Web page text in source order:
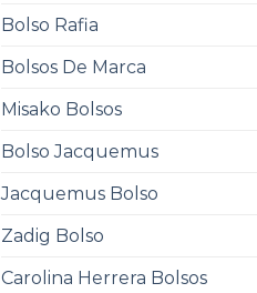
Bolso Rafia
Bolsos De Marca
Misako Bolsos
Bolso Jacquemus
Jacquemus Bolso
Zadig Bolso
Carolina Herrera Bolsos